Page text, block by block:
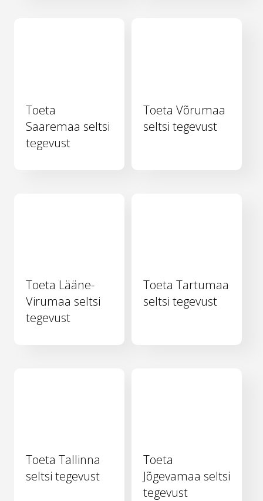
Toeta
Saaremaa seltsi
tegevust
Toeta Võrumaa
seltsi tegevust
Toeta Lääne-
Virumaa seltsi
tegevust
Toeta Tartumaa
seltsi tegevust
Toeta Tallinna
seltsi tegevust
Toeta
Jõgevamaa seltsi
tegevust